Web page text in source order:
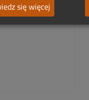
się więcej